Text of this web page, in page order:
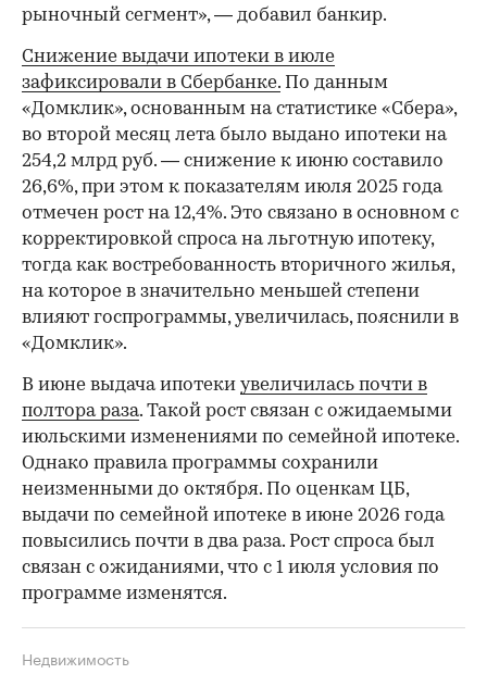
рыночный сегмент», — добавил банкир.
Снижение выдачи ипотеки в июле
зафиксировали в Сбербанке. По данным
«Домклик», основанным на статистике «Сбера»,
во второй месяц лета было выдано ипотеки на
254,2 млрд руб. — снижение к июню составило
26,6%, при этом к показателям июля 2025 года
отмечен рост на 12,4%. Это связано в основном с
корректировкой спроса на льготную ипотеку,
тогда как востребованность вторичного жилья,
на которое в значительно меньшей степени
влияют госпрограммы, увеличилась, пояснили в
«Домклик».
В июне выдача ипотеки увеличилась почти в
полтора раза. Такой рост связан с ожидаемыми
июльскими изменениями по семейной ипотеке.
Однако правила программы сохранили
неизменными до октября. По оценкам ЦБ,
выдачи по семейной ипотеке в июне 2026 года
повысились почти в два раза. Рост спроса был
связан с ожиданиями, что с 1 июля условия по
программе изменятся.
Недвижимость